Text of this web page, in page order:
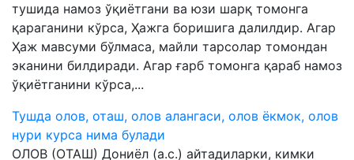
тушида намоз ўқиётгани ва юзи шарқ томонга
қараганини кўрса, Ҳажга боришига далилдир. Агар
Ҳаж мавсуми бўлмаса, майли тарсолар томондан
эканини билдиради. Агар ғарб томонга қараб намоз
ўқиётганини кўрса,...
Тушда олов, оташ, олов алангаси, олов ёкмок, олов
нури курса нима булади
ОЛОВ (ОТАШ) Дониёл (а.с.) айтадиларки, кимки